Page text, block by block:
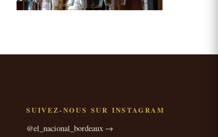
SUIVEZ-NOUS SUR INSTAGRAM
@el_nacional_bordeaux →